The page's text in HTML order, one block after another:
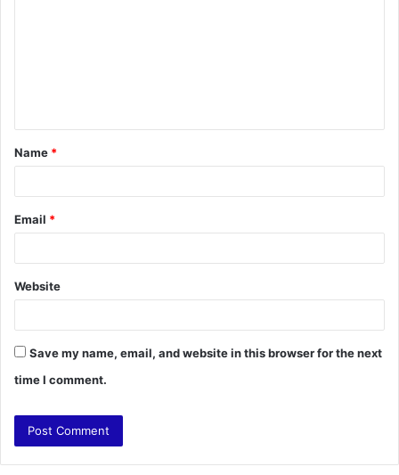
t
*
Name *
Email *
Website
Save my name, email, and website in this browser for the next
time I comment.